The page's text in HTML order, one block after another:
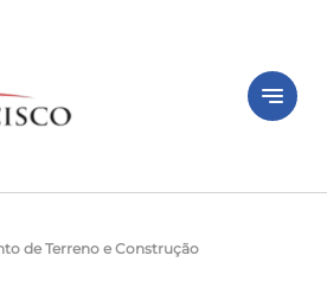
notes
de Terreno e Construção